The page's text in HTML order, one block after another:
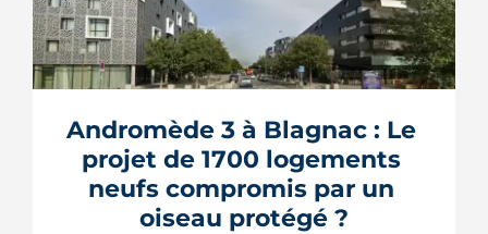
Andromède 3 à Blagnac : Le
projet de 1700 logements
neufs compromis par un
oiseau protégé ?